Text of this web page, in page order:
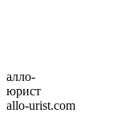
алло-
юрист
allo-urist.com